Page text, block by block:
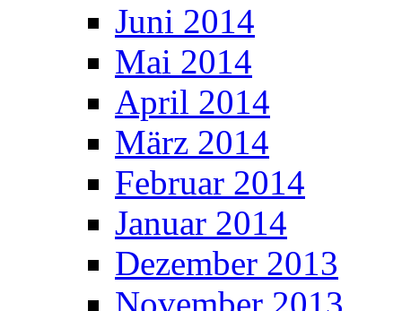
Juni 2014
Mai 2014
April 2014
März 2014
Februar 2014
Januar 2014
Dezember 2013
November 2013